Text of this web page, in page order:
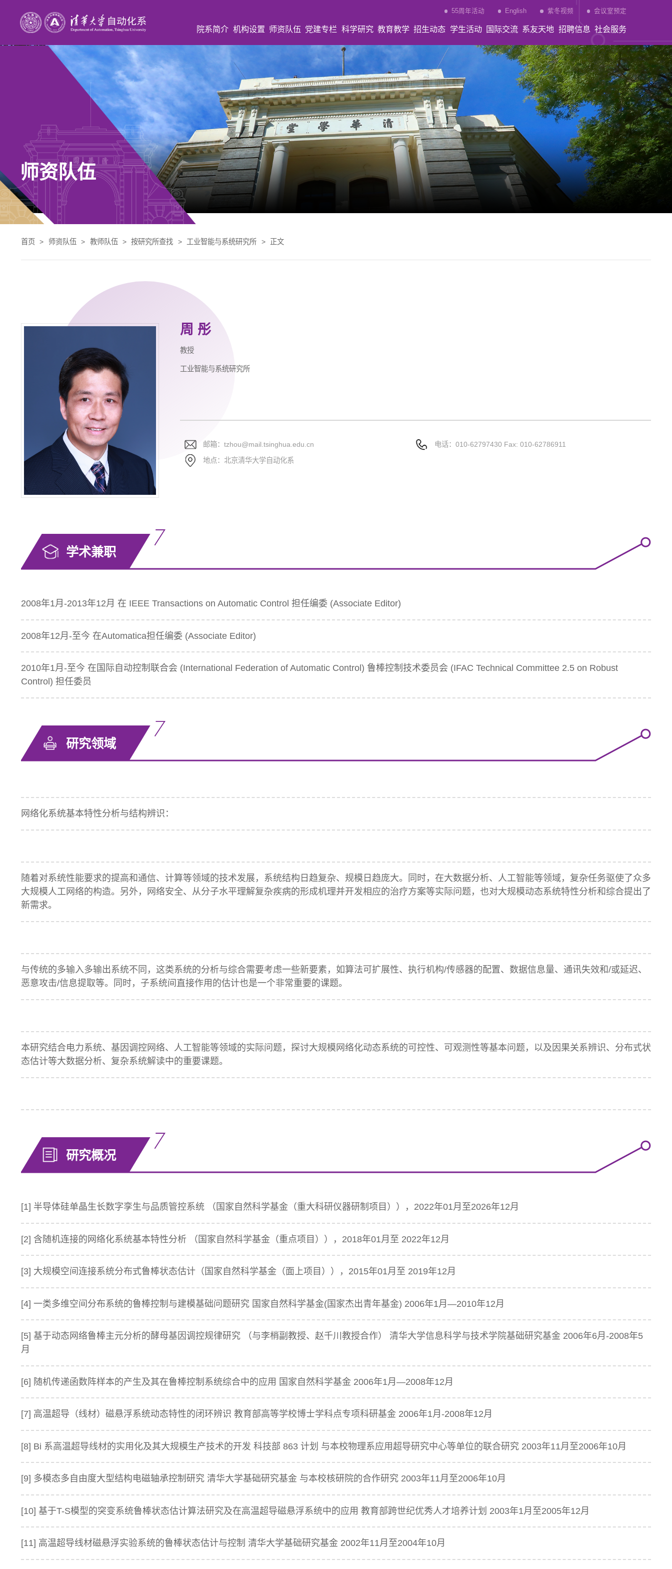
55周年活动 English 紫冬视频 会议室预定
院系简介 机构设置 师资队伍 党建专栏 科学研究 教育教学 招生动态 学生活动 国际交流 系友天地 招聘信息 社会服务
师资队伍
首页 > 师资队伍 > 教师队伍 > 按研究所查找 > 工业智能与系统研究所 > 正文
周 彤
教授
工业智能与系统研究所
邮箱：tzhou@mail.tsinghua.edu.cn 电话： 010-62797430 Fax: 010-62786911
地点：北京清华大学自动化系
学术兼职
2008年1月-2013年12月 在 IEEE Transactions on Automatic Control 担任编委 (Associate Editor)
2008年12月-至今 在Automatica担任编委 (Associate Editor)
2010年1月-至今 在国际自动控制联合会 (International Federation of Automatic Control) 鲁棒控制技术委员会 (IFAC Technical Committee 2.5 on Robust
Control) 担任委员
研究领域
网络化系统基本特性分析与结构辨识：
随着对系统性能要求的提高和通信、计算等领域的技术发展，系统结构日趋复杂、规模日趋庞大。同时，在大数据分析、人工智能等领域，复杂任务驱使了众多
大规模人工网络的构造。另外，网络安全、从分子水平理解复杂疾病的形成机理并开发相应的治疗方案等实际问题，也对大规模动态系统特性分析和综合提出了
新需求。
与传统的多输入多输出系统不同，这类系统的分析与综合需要考虑一些新要素，如算法可扩展性、执行机构/传感器的配置、数据信息量、通讯失效和/或延迟、
恶意攻击/信息提取等。同时，子系统间直接作用的估计也是一个非常重要的课题。
本研究结合电力系统、基因调控网络、人工智能等领域的实际问题，探讨大规模网络化动态系统的可控性、可观测性等基本问题，以及因果关系辨识、分布式状
态估计等大数据分析、复杂系统解读中的重要课题。
研究概况
[1] 半导体硅单晶生长数字孪生与品质管控系统 （国家自然科学基金（重大科研仪器研制项目）），2022年01月至2026年12月
[2] 含随机连接的网络化系统基本特性分析 （国家自然科学基金（重点项目）），2018年01月至 2022年12月
[3] 大规模空间连接系统分布式鲁棒状态估计（国家自然科学基金（面上项目）），2015年01月至 2019年12月
[4] 一类多维空间分布系统的鲁棒控制与建模基础问题研究 国家自然科学基金(国家杰出青年基金) 2006年1月—2010年12月
[5] 基于动态网络鲁棒主元分析的酵母基因调控规律研究 （与李梢副教授、赵千川教授合作） 清华大学信息科学与技术学院基础研究基金 2006年6月-2008年5
月
[6] 随机传递函数阵样本的产生及其在鲁棒控制系统综合中的应用 国家自然科学基金 2006年1月—2008年12月
[7] 高温超导（线材）磁悬浮系统动态特性的闭环辨识 教育部高等学校博士学科点专项科研基金 2006年1月-2008年12月
[8] Bi 系高温超导线材的实用化及其大规模生产技术的开发 科技部 863 计划 与本校物理系应用超导研究中心等单位的联合研究 2003年11月至2006年10月
[9] 多模态多自由度大型结构电磁轴承控制研究 清华大学基础研究基金 与本校核研院的合作研究 2003年11月至2006年10月
[10] 基于T-S模型的突变系统鲁棒状态估计算法研究及在高温超导磁悬浮系统中的应用 教育部跨世纪优秀人才培养计划 2003年1月至2005年12月
[11] 高温超导线材磁悬浮实验系统的鲁棒状态估计与控制 清华大学基础研究基金 2002年11月至2004年10月